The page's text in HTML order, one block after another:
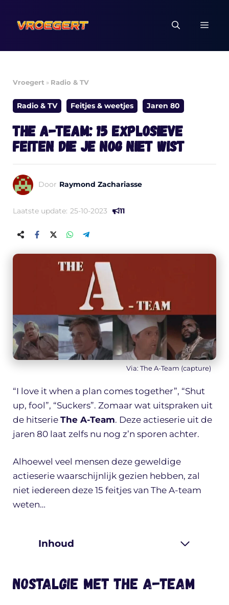
naar
inhoud
Vroegert » Radio & TV
Radio & TV Feitjes & weetjes Jaren 80
The A-Team: 15 explosieve
feiten die je nog niet wist
Door Raymond Zachariasse
Laatste update: 25-10-2023 11
Via: The A-Team (capture)
“I love it when a plan comes together”, “Shut
up, fool”, “Suckers”. Zomaar wat uitspraken uit
de hitserie The A-Team. Deze actieserie uit de
jaren 80 laat zelfs nu nog z’n sporen achter.
Alhoewel veel mensen deze geweldige
actieserie waarschijnlijk gezien hebben, zal
niet iedereen deze 15 feitjes van The A-team
weten…
Inhoud
Nostalgie met The A-team